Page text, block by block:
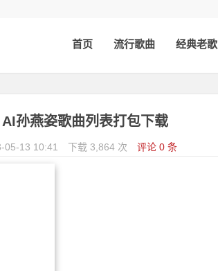
首页 流行歌曲 经典老歌
AI孙燕姿歌曲列表打包下载
05-13 10:41 下载 3,864 次 评论 0 条